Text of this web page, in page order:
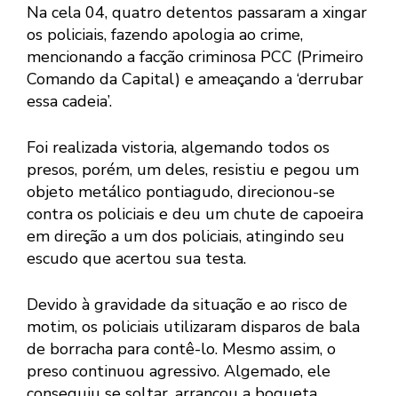
Na cela 04, quatro detentos passaram a xingar
os policiais, fazendo apologia ao crime,
mencionando a facção criminosa PCC (Primeiro
Comando da Capital) e ameaçando a ‘derrubar
essa cadeia’.
Foi realizada vistoria, algemando todos os
presos, porém, um deles, resistiu e pegou um
objeto metálico pontiagudo, direcionou-se
contra os policiais e deu um chute de capoeira
em direção a um dos policiais, atingindo seu
escudo que acertou sua testa.
Devido à gravidade da situação e ao risco de
motim, os policiais utilizaram disparos de bala
de borracha para contê-lo. Mesmo assim, o
preso continuou agressivo. Algemado, ele